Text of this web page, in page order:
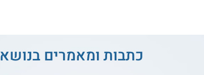
כתבות ומאמרים בנושא